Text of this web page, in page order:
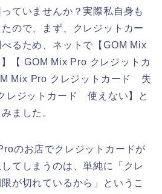
ていませんか？実際私自身も
ので、まず、クレジットカー
るため、ネットで【GOM Mix
【 GOM Mix Pro クレジットカ
Mix Pro クレジットカード 失
レジットカード 使えない】と
ました。
のお店でクレジットカードが
てしまうのは、単純に「クレ
が切れているから」というこ